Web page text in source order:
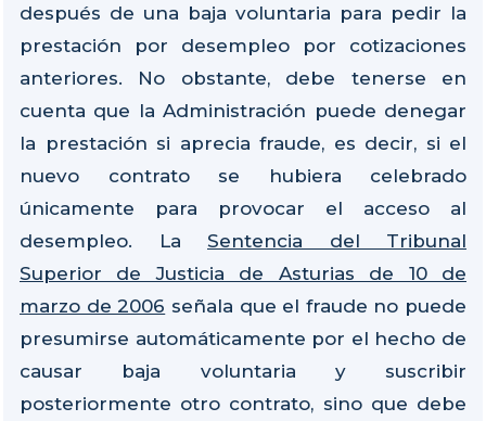
después de una baja voluntaria para pedir la
prestación por desempleo por cotizaciones
anteriores. No obstante, debe tenerse en
cuenta que la Administración puede denegar
la prestación si aprecia fraude, es decir, si el
nuevo contrato se hubiera celebrado
únicamente para provocar el acceso al
desempleo. La Sentencia del Tribunal
Superior de Justicia de Asturias de 10 de
marzo de 2006 señala que el fraude no puede
presumirse automáticamente por el hecho de
causar baja voluntaria y suscribir
posteriormente otro contrato, sino que debe